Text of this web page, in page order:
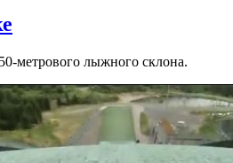
метрового лыжного склона.